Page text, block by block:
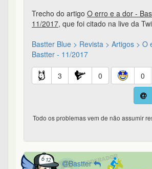
Trecho do artigo O erro e a dor -
11/2017, que foi citado na live da
Bastter Blue > Revista > Artigos > O
Bastter - 11/2017
3 0 0
Todo os problemas vem de não assumir
Bastter